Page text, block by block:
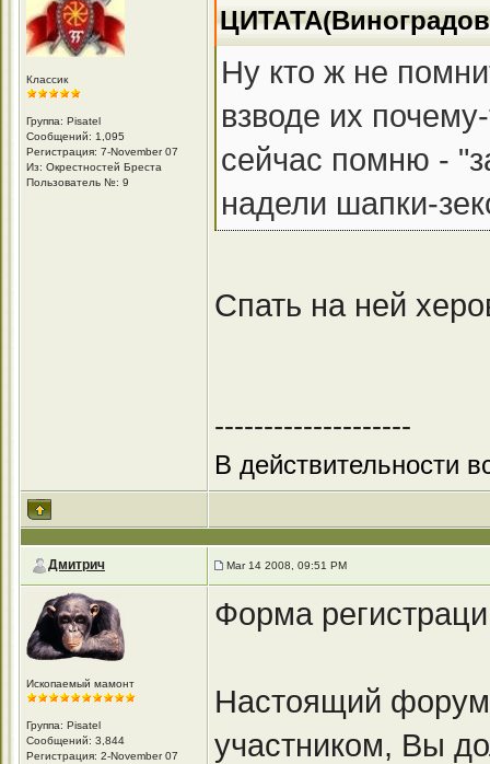
Классик
Группа: Pisatel
Сообщений: 1,095
Регистрация: 7-November 07
Из: Окрестностей Бреста
Пользователь №: 9
Ну кто ж не
взводе их
сейчас помню -
надели шапки-
Спать на ней
--------------------
В действительности
Дмитрич Mar 14 2008, 09:51 PM
Ископаемый мамонт
Группа: Pisatel
Сообщений: 3,844
Регистрация: 2-November 07
Форма
Настоящий
участником, Вы